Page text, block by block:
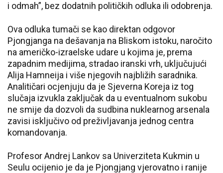
i odmah”, bez dodatnih političkih odluka ili odobrenja.
Ova odluka tumači se kao direktan odgovor
Pjongjanga na dešavanja na Bliskom istoku, naročito
na američko-izraelske udare u kojima je, prema
zapadnim medijima, stradao iranski vrh, uključujući
Alija Hamneija i više njegovih najbližih saradnika.
Analitičari ocjenjuju da je Sjeverna Koreja iz tog
slučaja izvukla zaključak da u eventualnom sukobu
ne smije da dozvoli da sudbina nuklearnog arsenala
zavisi isključivo od preživljavanja jednog centra
komandovanja.
Profesor Andrej Lankov sa Univerziteta Kukmin u
Seulu ocijenio je da je Pjongjang vjerovatno i ranije